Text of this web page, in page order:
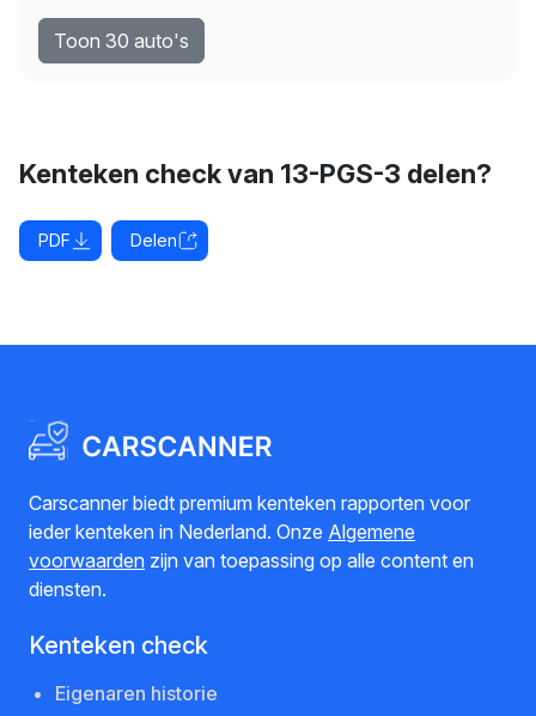
Toon 30 auto's
Kenteken check van 13-PGS-3 delen?
PDF Delen
Carscanner biedt premium kenteken rapporten voor
ieder kenteken in Nederland. Onze Algemene
voorwaarden zijn van toepassing op alle content en
diensten.
Kenteken check
Eigenaren historie